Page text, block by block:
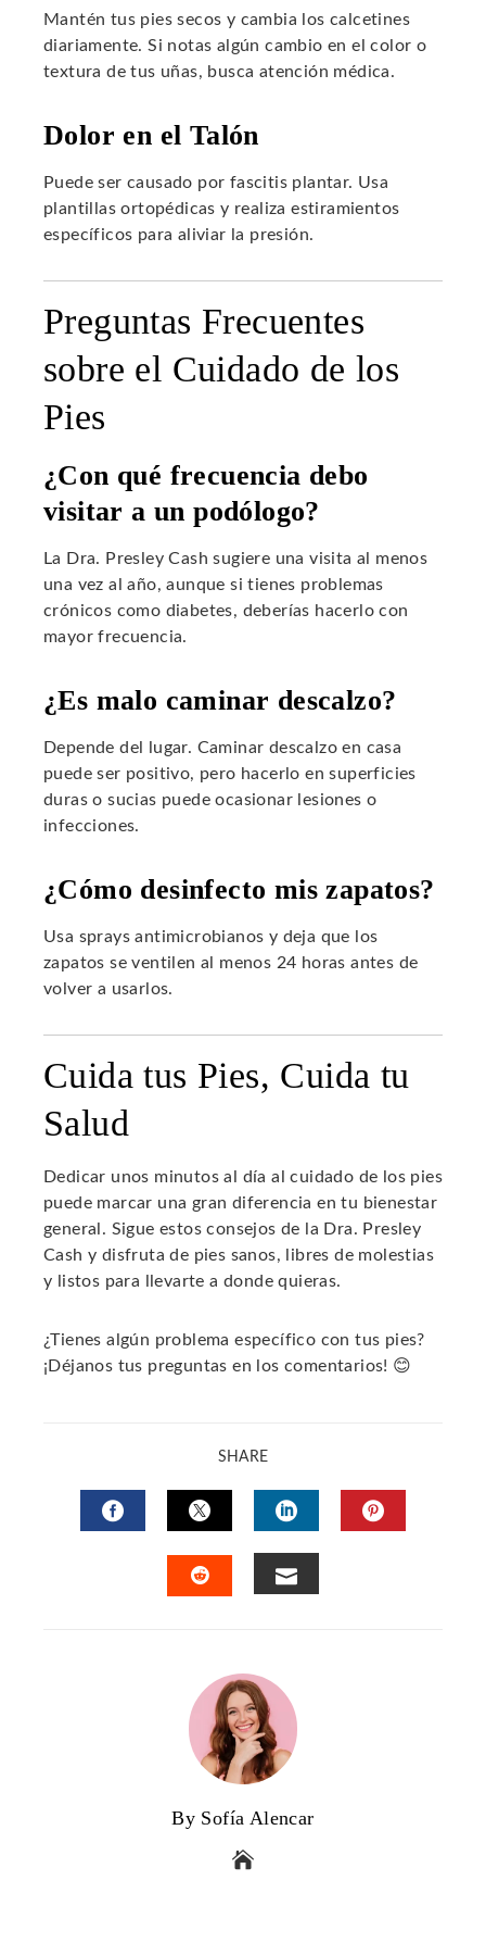
Mantén tus pies secos y cambia los calcetines
diariamente. Si notas algún cambio en el color o
textura de tus uñas, busca atención médica.
Dolor en el Talón
Puede ser causado por fascitis plantar. Usa
plantillas ortopédicas y realiza estiramientos
específicos para aliviar la presión.
Preguntas Frecuentes
sobre el Cuidado de los
Pies
¿Con qué frecuencia debo
visitar a un podólogo?
La Dra. Presley Cash sugiere una visita al menos
una vez al año, aunque si tienes problemas
crónicos como diabetes, deberías hacerlo con
mayor frecuencia.
¿Es malo caminar descalzo?
Depende del lugar. Caminar descalzo en casa
puede ser positivo, pero hacerlo en superficies
duras o sucias puede ocasionar lesiones o
infecciones.
¿Cómo desinfecto mis zapatos?
Usa sprays antimicrobianos y deja que los
zapatos se ventilen al menos 24 horas antes de
volver a usarlos.
Cuida tus Pies, Cuida tu
Salud
Dedicar unos minutos al día al cuidado de los pies
puede marcar una gran diferencia en tu bienestar
general. Sigue estos consejos de la Dra. Presley
Cash y disfruta de pies sanos, libres de molestias
y listos para llevarte a donde quieras.
¿Tienes algún problema específico con tus pies?
¡Déjanos tus preguntas en los comentarios! 😊
SHARE
FACEBOOKTWITTERLINKEDIN
By Sofía Alencar